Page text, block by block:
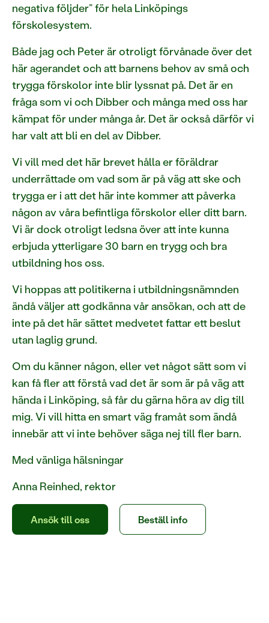
negativa följder” för hela Linköpings
förskolesystem.
Både jag och Peter är otroligt förvånade över det
här agerandet och att barnens behov av små och
trygga förskolor inte blir lyssnat på. Det är en
fråga som vi och Dibber och många med oss har
kämpat för under många år. Det är också därför vi
har valt att bli en del av Dibber.
Vi vill med det här brevet hålla er föräldrar
underrättade om vad som är på väg att ske och
trygga er i att det här inte kommer att påverka
någon av våra befintliga förskolor eller ditt barn.
Vi är dock otroligt ledsna över att inte kunna
erbjuda ytterligare 30 barn en trygg och bra
utbildning hos oss.
Vi hoppas att politikerna i utbildningsnämnden
ändå väljer att godkänna vår ansökan, och att de
inte på det här sättet medvetet fattar ett beslut
utan laglig grund.
Om du känner någon, eller vet något sätt som vi
kan få fler att förstå vad det är som är på väg att
hända i Linköping, så får du gärna höra av dig till
mig. Vi vill hitta en smart väg framåt som ändå
innebär att vi inte behöver säga nej till fler barn.
Med vänliga hälsningar
Anna Reinhed, rektor
Ansök till oss Beställ info